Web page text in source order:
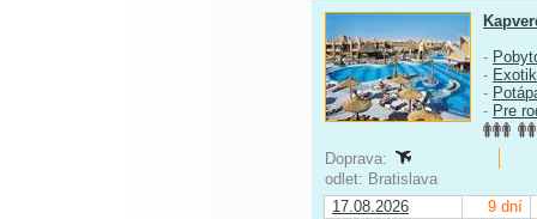
-
-
-
- Pre
Doprava:
odlet: Bratislava
17.08.2026
9 dní